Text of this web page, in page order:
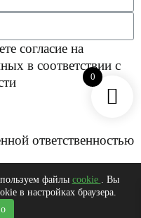
согласие на
в соответствии с
ответственностью
0
0
файлы cookie . Вы
в настройках браузера.